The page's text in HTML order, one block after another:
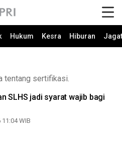
Hukum Kesra Hiburan Jagat
tentang sertifikasi.
SLHS jadi syarat wajib bagi
WIB